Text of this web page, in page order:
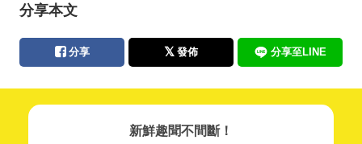
分享本文
分享 發佈 分享至LINE
新鮮趣聞不間斷！